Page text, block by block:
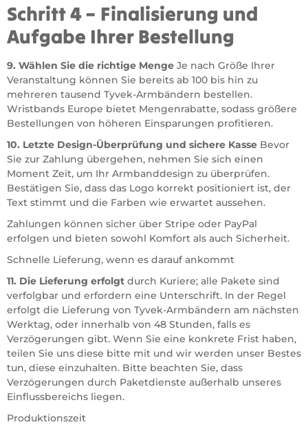
Schritt 4 – Finalisierung und
Aufgabe Ihrer Bestellung
9. Wählen Sie die richtige Menge Je nach Größe Ihrer
Veranstaltung können Sie bereits ab 100 bis hin zu
mehreren tausend Tyvek-Armbändern bestellen.
Wristbands Europe bietet Mengenrabatte, sodass größere
Bestellungen von höheren Einsparungen profitieren.
10. Letzte Design-Überprüfung und sichere Kasse Bevor
Sie zur Zahlung übergehen, nehmen Sie sich einen
Moment Zeit, um Ihr Armbanddesign zu überprüfen.
Bestätigen Sie, dass das Logo korrekt positioniert ist, der
Text stimmt und die Farben wie erwartet aussehen.
Zahlungen können sicher über Stripe oder PayPal
erfolgen und bieten sowohl Komfort als auch Sicherheit.
Schnelle Lieferung, wenn es darauf ankommt
11. Die Lieferung erfolgt durch Kuriere; alle Pakete sind
verfolgbar und erfordern eine Unterschrift. In der Regel
erfolgt die Lieferung von Tyvek-Armbändern am nächsten
Werktag, oder innerhalb von 48 Stunden, falls es
Verzögerungen gibt. Wenn Sie eine konkrete Frist haben,
teilen Sie uns diese bitte mit und wir werden unser Bestes
tun, diese einzuhalten. Bitte beachten Sie, dass
Verzögerungen durch Paketdienste außerhalb unseres
Einflussbereichs liegen.
Produktionszeit